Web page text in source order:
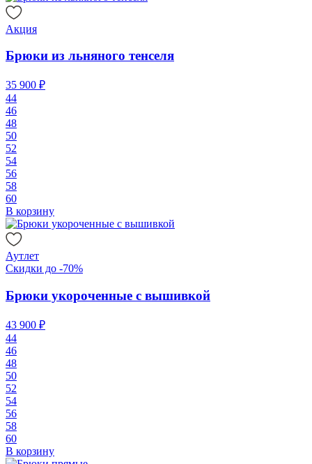
Акция
Брюки из льняного тенселя
35 900 ₽
44
46
48
50
52
54
56
58
60
В корзину
Аутлет
Скидки до -70%
Брюки укороченные с вышивкой
43 900 ₽
44
46
48
50
52
54
56
58
60
В корзину